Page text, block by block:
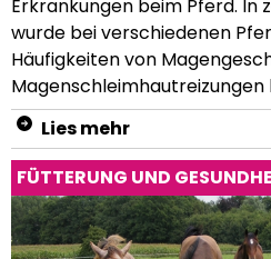
Lies mehr
FÜTTERUNG UND